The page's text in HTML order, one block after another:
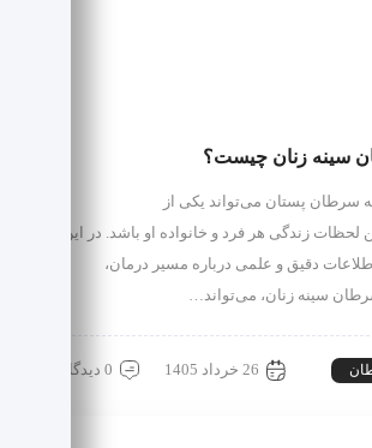
سینه زنان چیست؟
سرطان پستان می‌تواند یکی از
لحظات زندگی هر فرد و خانواده او باشد. در این
دقیق و علمی درباره مسیر درمان،
سینه زنان، می‌تواند…
26 خرداد 1405 0 دیدگاه